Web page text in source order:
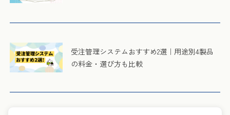
受注管理システムおすすめ2選｜用途別4製品
の料金・選び方も比較